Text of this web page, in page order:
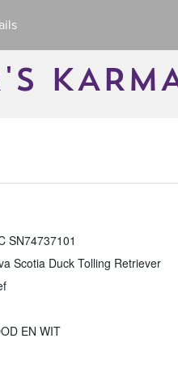
SN74737101
Scotia Duck Tolling Retriever
EN WIT